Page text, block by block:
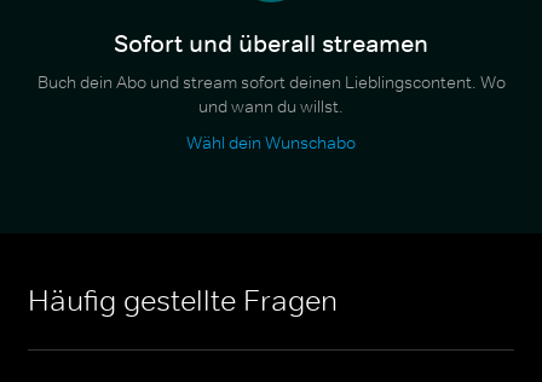
Sofort und überall streamen
Buch dein Abo und stream sofort deinen Lieblingscontent. Wo
und wann du willst.
Wähl dein Wunschabo
Häufig gestellte Fragen